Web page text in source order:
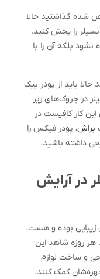
شده گذاشتید حالا
را پخش کنید.
بلکه آن را با
باید از پودر بیک
در چروک‌های زیر
کار کافیست در
براش، پودر فیکس را
داشته باشید.
در آرایش
زیبایی بوده و هست.
هر روزه شاهد این
و ساخت لوازم
کمک کنند.